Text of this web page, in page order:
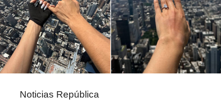
Noticias República